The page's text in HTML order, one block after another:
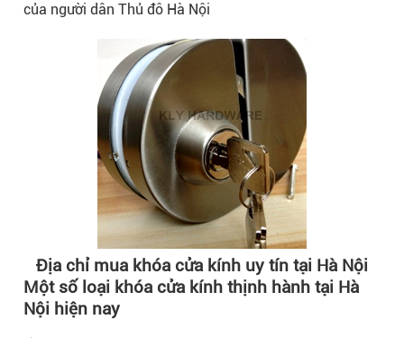
của người dân Thủ đô Hà Nội
Địa chỉ mua khóa cửa kính uy tín tại Hà Nội
Một số loại khóa cửa kính thịnh hành tại Hà
Nội hiện nay